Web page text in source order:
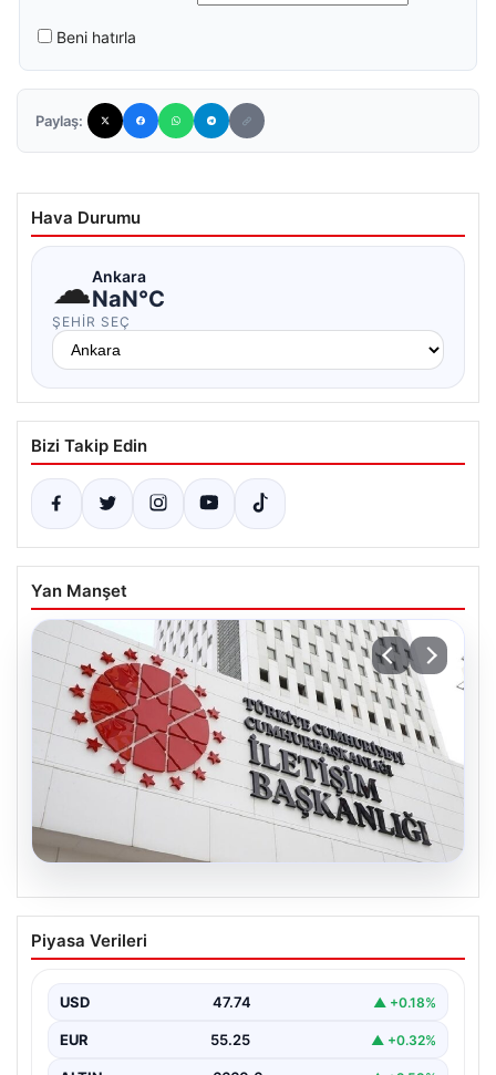
Beni hatırla
Paylaş:
Hava Durumu
☁Ankara
NaN°C
ŞEHIR SEÇ
Bizi Takip Edin
Yan Manşet
07.08.2026
Mekke Ortak Savunma Anlaşması.
DMM’den anlaşmaya yönelik iddialara
Piyasa Verileri
USD 47.74 ▲ +0.18%
EUR 55.25 ▲ +0.32%